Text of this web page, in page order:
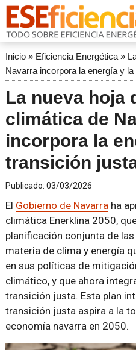
Inicio» Eficiencia Energética»
Navarra incorpora la energía y
La nueva hoja
climática de
incorpora la
transición
Publicado: 03/03/2026
El Gobierno de Navarraha
climática Enerklina 2050,
planificación conjunta de
materia de clima y energía
en sus políticas de
climático, y que ahora
transición justa. Esta plan
transición justa aspira a la
economía navarra en 2050.